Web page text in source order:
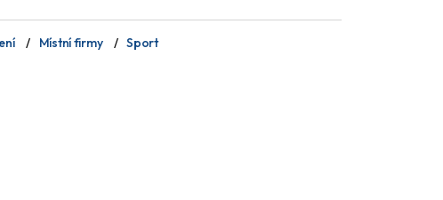
Místní firmy Sport